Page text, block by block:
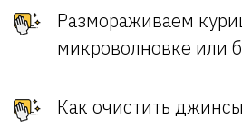
Размораживаем
микроволновке или
Как очистить